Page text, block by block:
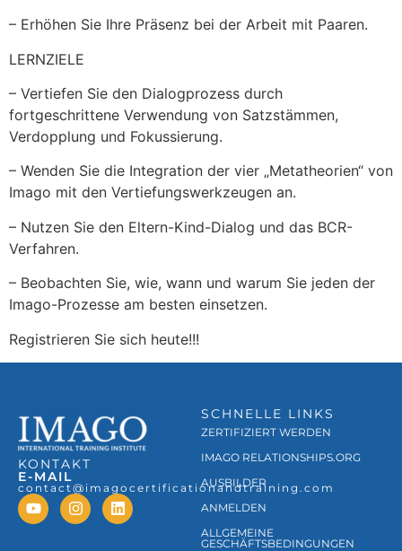
– Erhöhen Sie Ihre Präsenz bei der Arbeit mit Paaren.
LERNZIELE
– Vertiefen Sie den Dialogprozess durch
fortgeschrittene Verwendung von Satzstämmen,
Verdopplung und Fokussierung.
– Wenden Sie die Integration der vier „Metatheorien“ von
Imago mit den Vertiefungswerkzeugen an.
– Nutzen Sie den Eltern-Kind-Dialog und das BCR-
Verfahren.
– Beobachten Sie, wie, wann und warum Sie jeden der
Imago-Prozesse am besten einsetzen.
Registrieren Sie sich heute!!!
KONTAKT
E-MAIL
contact@imagocertificationandtraining.com
SCHNELLE LINKS
ZERTIFIZIERT WERDEN
IMAGO RELATIONSHIPS.ORG
AUSBILDER
ANMELDEN
ALLGEMEINE
GESCHÄFTSBEDINGUNGEN